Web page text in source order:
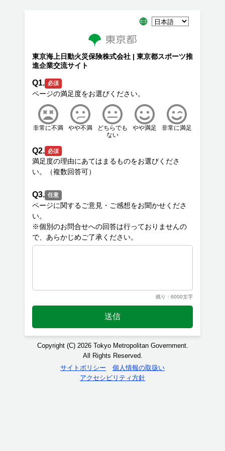
東京海上日動火災保険株式会社 | 東京都スポーツ推
進企業交流サイト
Q1. 必須
非常に不満 やや不満
どちらでも
ない
やや満足 非常に満足
Q2. 必須
満足度の理由にあてはまるものをお選びくださ
Q3. 任意
ページに関するご意見・ご感想をお聞かせくださ
い。
※個別のお問合せへの回答は行っておりませんの
残り：6000文字
送信
Copyright (C) 2026 Tokyo Metropolitan Government.
All Rights Reserved.
サイトポリシー
個人情報の取扱い
アクセシビリティ方針